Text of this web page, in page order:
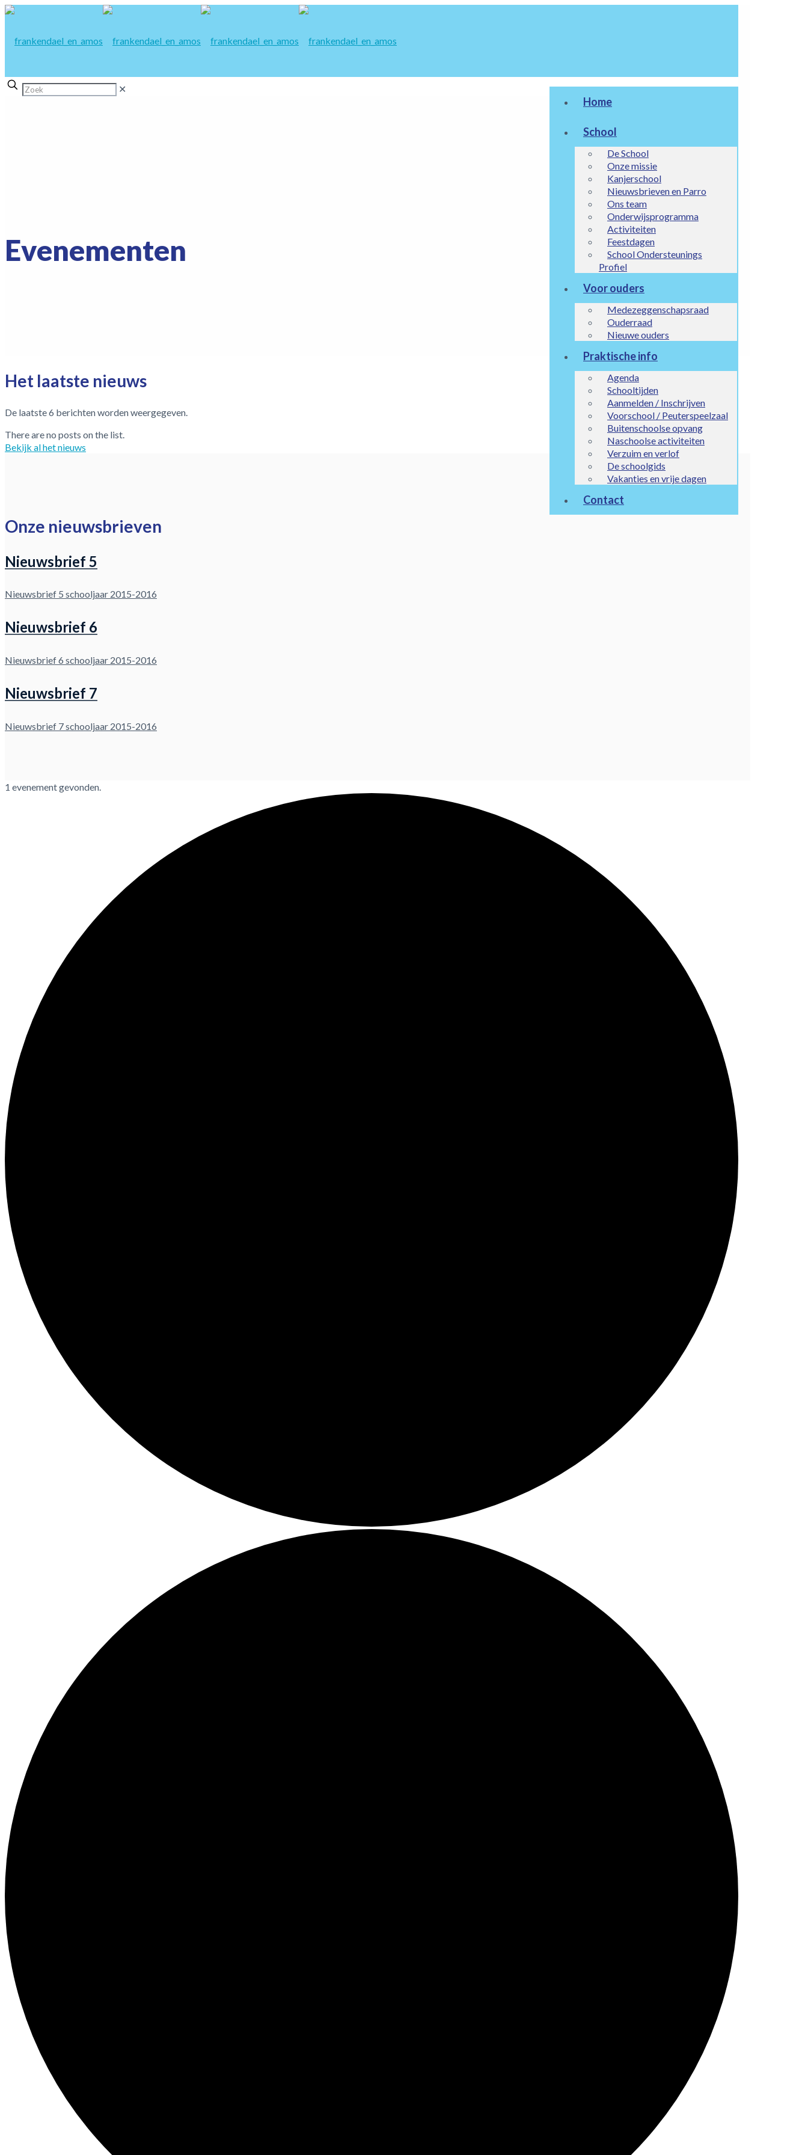
Home
School
De School
Onze missie
Kanjerschool
Nieuwsbrieven en Parro
Ons team
Onderwijsprogramma
Activiteiten
Feestdagen
School Ondersteunings
Profiel
Voor ouders
Medezeggenschapsraad
Ouderraad
Nieuwe ouders
Praktische info
Agenda
Schooltijden
Aanmelden / Inschrijven
Voorschool / Peuterspeelzaal
Buitenschoolse opvang
Naschoolse activiteiten
Verzuim en verlof
De schoolgids
Vakanties en vrije dagen
Contact
✕
Evenementen
Het laatste nieuws
De laatste 6 berichten worden weergegeven.
There are no posts on the list.
Bekijk al het nieuws
Onze nieuwsbrieven
Nieuwsbrief 5
Nieuwsbrief 5 schooljaar 2015-2016
Nieuwsbrief 6
Nieuwsbrief 6 schooljaar 2015-2016
Nieuwsbrief 7
Nieuwsbrief 7 schooljaar 2015-2016
1 evenement gevonden.